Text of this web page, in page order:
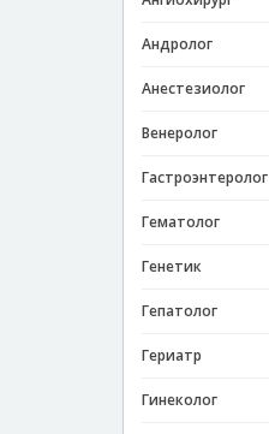
Андролог
Анестезиолог
Венеролог
Гастроэнтеролог
Гематолог
Генетик
Гепатолог
Гериатр
Гинеколог